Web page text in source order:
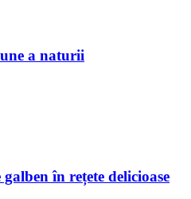
a naturii
în rețete delicioase